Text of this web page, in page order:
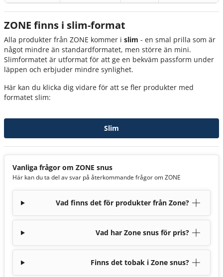
ZONE finns i slim-format
Alla produkter från ZONE kommer i slim - en smal prilla som är
något mindre än standardformatet, men större än mini.
Slimformatet är utformat för att ge en bekväm passform under
läppen och erbjuder mindre synlighet.
Här kan du klicka dig vidare för att se fler produkter med
formatet slim:
Slim
Vanliga frågor om ZONE snus
Här kan du ta del av svar på återkommande frågor om ZONE
Vad finns det för produkter från Zone?
Vad har Zone snus för pris?
Finns det tobak i Zone snus?